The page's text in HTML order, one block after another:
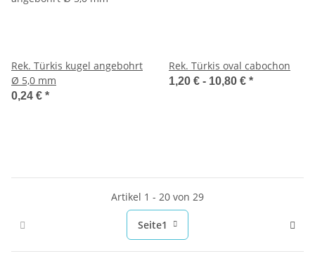
Rek. Türkis kugel angebohrt
Ø 5,0 mm
0,24 € *
Rek. Türkis oval cabochon
1,20 € - 10,80 € *
Artikel 1 - 20 von 29
Seite1